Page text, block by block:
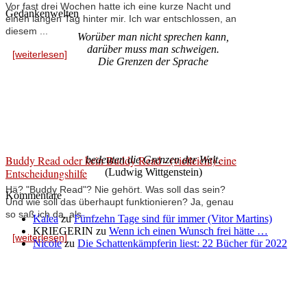
Vor fast drei Wochen hatte ich eine kurze Nacht und
einen langen Tag hinter mir. Ich war entschlossen, an
diesem ...
[weiterlesen]
Buddy Read oder kein Buddy Read - (vielleicht) eine
Entscheidungshilfe
Hä? "Buddy Read"? Nie gehört. Was soll das sein?
Und wie soll das überhaupt funktionieren? Ja, genau
so saß ich da, als ...
[weiterlesen]
Gedankenwelten
Worüber man nicht sprechen kann,
darüber muss man schweigen.
Die Grenzen der Sprache
bedeuten die Grenzen der Welt.
(Ludwig Wittgenstein)
Kommentare
KaleazuFünfzehn Tage sind für immer (Vitor Martins)
KRIEGERIN zu Wenn ich einen Wunsch frei hätte …
Nicolezu Die Schattenkämpferin liest: 22 Bücher für 2022